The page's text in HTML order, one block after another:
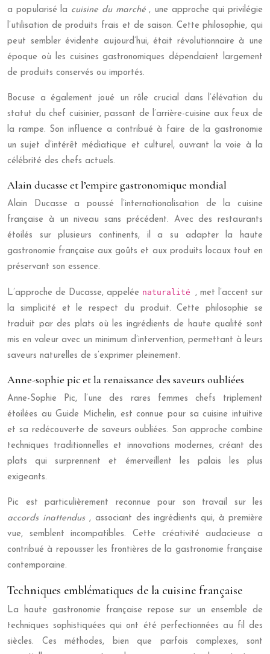
a popularisé la cuisine du marché , une approche qui privilégie
l’utilisation de produits frais et de saison. Cette philosophie, qui
peut sembler évidente aujourd’hui, était révolutionnaire à une
époque où les cuisines gastronomiques dépendaient largement
de produits conservés ou importés.
Bocuse a également joué un rôle crucial dans l’élévation du
statut du chef cuisinier, passant de l’arrière-cuisine aux feux de
la rampe. Son influence a contribué à faire de la gastronomie
un sujet d’intérêt médiatique et culturel, ouvrant la voie à la
célébrité des chefs actuels.
Alain ducasse et l’empire gastronomique mondial
Alain Ducasse a poussé l’internationalisation de la cuisine
française à un niveau sans précédent. Avec des restaurants
étoilés sur plusieurs continents, il a su adapter la haute
gastronomie française aux goûts et aux produits locaux tout en
préservant son essence.
L’approche de Ducasse, appelée naturalité , met l’accent sur
la simplicité et le respect du produit. Cette philosophie se
traduit par des plats où les ingrédients de haute qualité sont
mis en valeur avec un minimum d’intervention, permettant à leurs
saveurs naturelles de s’exprimer pleinement.
Anne-sophie pic et la renaissance des saveurs oubliées
Anne-Sophie Pic, l’une des rares femmes chefs triplement
étoilées au Guide Michelin, est connue pour sa cuisine intuitive
et sa redécouverte de saveurs oubliées. Son approche combine
techniques traditionnelles et innovations modernes, créant des
plats qui surprennent et émerveillent les palais les plus
exigeants.
Pic est particulièrement reconnue pour son travail sur les
accords inattendus , associant des ingrédients qui, à première
vue, semblent incompatibles. Cette créativité audacieuse a
contribué à repousser les frontières de la gastronomie française
contemporaine.
Techniques emblématiques de la cuisine française
La haute gastronomie française repose sur un ensemble de
techniques sophistiquées qui ont été perfectionnées au fil des
siècles. Ces méthodes, bien que parfois complexes, sont